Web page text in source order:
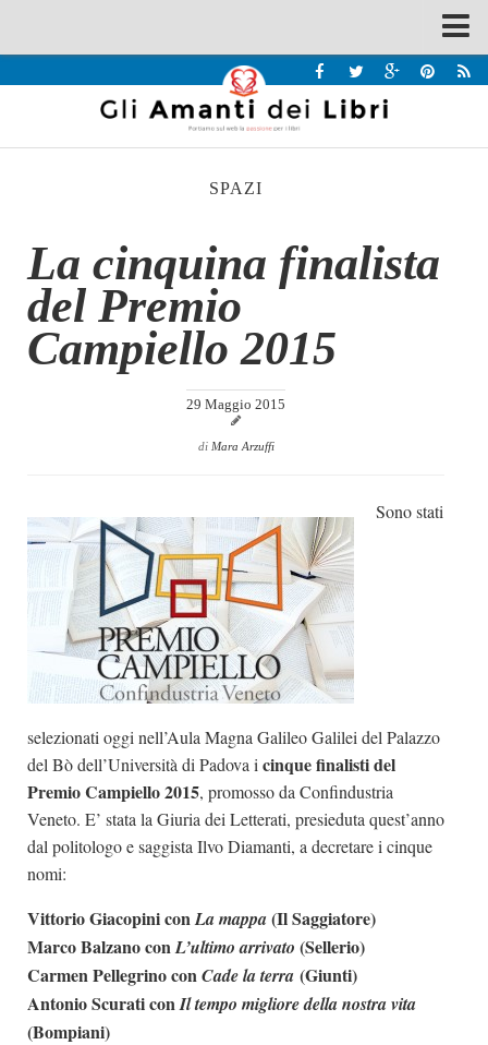
Recensioni
Interviste & Incontri
Chi siamo
Contatti
Eventi
Dicono di Noi
Rassegna Stampa
Archivio
Autori
Generi
Case editrici
Partnership
Premio Chiara
Tabù Festival 2014
Salone di Torino
SPAZI
La cinquina finalista
del Premio
Campiello 2015
29 Maggio 2015
di Mara Arzuffi
Sono stati
selezionati oggi nell’Aula Magna Galileo Galilei del Palazzo
del Bò dell’Università di Padova i cinque finalisti del
Premio Campiello 2015, promosso da Confindustria
Veneto. E’ stata la Giuria dei Letterati, presieduta quest’anno
dal politologo e saggista Ilvo Diamanti, a decretare i cinque
nomi:
Vittorio Giacopini conLa mappa(Il Saggiatore)
Marco Balzano conL’ultimo arrivato (Sellerio)
Carmen Pellegrino conCade la terra (Giunti)
Antonio Scurati conIl tempo migliore della nostra vita
(Bompiani)